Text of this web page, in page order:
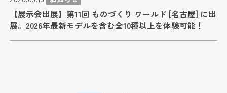
【展示会出展】第11回 ものづくり ワールド [名古屋] に出
展。2026年最新モデルを含む全10種以上を体験可能！